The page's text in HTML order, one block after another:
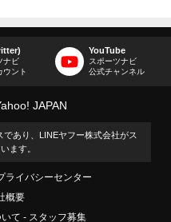
ナビ
ウント
YouTube
スポーツナビ
公式チャンネル
JAPAN
であり、LINEヤフー株式会社がス
ます。
ライバシーセンター
概要
て スタッフ募集